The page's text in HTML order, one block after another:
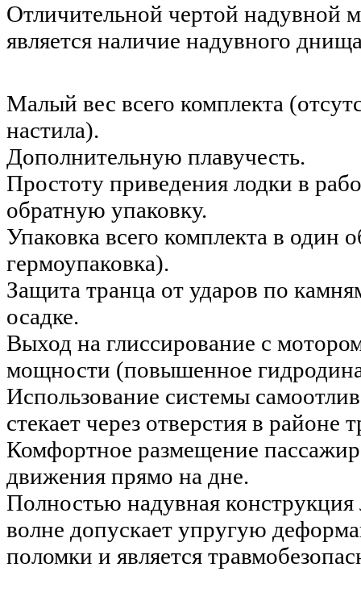
Отличительной чертой надувной
является наличие надувного
Малый вес всего комплекта
настила).
Дополнительную плавучесть.
Простоту приведения лодки в
обратную упаковку.
Упаковка всего комплекта в один
гермоупаковка).
Защита транца от ударов по
осадке.
Выход на глиссирование с
мощности (повышенное
Использование системы
стекает через отверстия в районе
Комфортное размещение
движения прямо на дне.
Полностью надувная
волне допускает упругую
поломки и является